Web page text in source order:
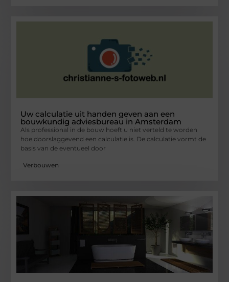
Uw calculatie uit handen geven aan een
bouwkundig adviesbureau in Amsterdam
Als professional in de bouw hoeft u niet verteld te worden
hoe doorslaggevend een calculatie is. De calculatie vormt de
basis van de eventueel door
Verbouwen